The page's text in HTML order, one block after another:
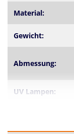
Material:
Gewicht:
Abmessung:
UV Lampen: